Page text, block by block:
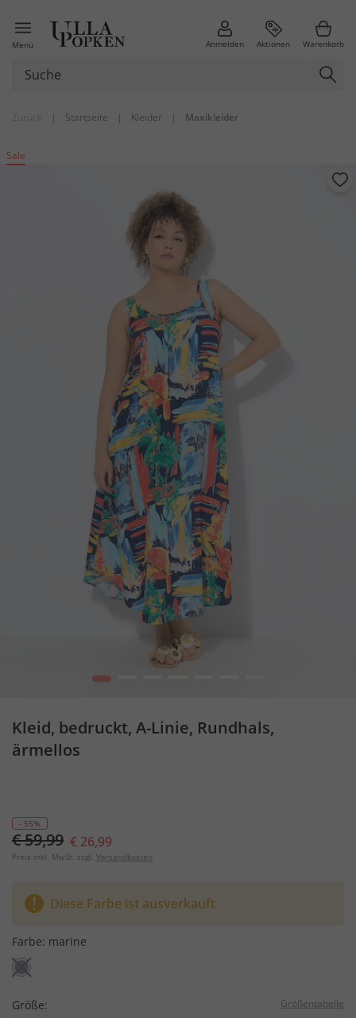
Menü Anmelden Aktionen Warenkorb
| Startseite | Kleider | Maxikleider
Sale
1
Kleid, bedruckt, A-Linie, Rundhals,
ärmellos
- 55%
€ 59,99 € 26,99
Preis inkl. MwSt. zzgl. Versandkosten
Diese Farbe ist ausverkauft
Farbe: marine
Größe: Größentabelle